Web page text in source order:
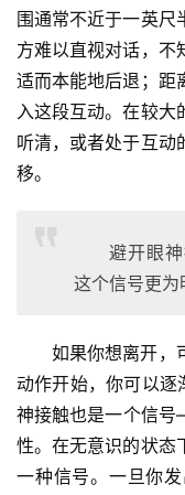
围通常不近于一英尺
方难以直视对话，不
适而本能地后退；距
入这段互动。在较大
听清，或者处于互动
移。
避开眼
这个信号更为
如果你想离开，
动作开始，你可以逐
神接触也是一个信
性。在无意识的状态
一种信号。一旦你